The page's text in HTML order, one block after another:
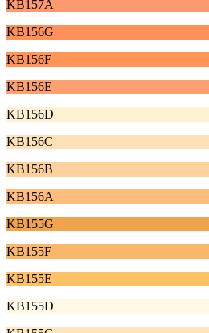
KB157A
KB156G
KB156F
KB156E
KB156D
KB156C
KB156B
KB156A
KB155G
KB155F
KB155E
KB155D